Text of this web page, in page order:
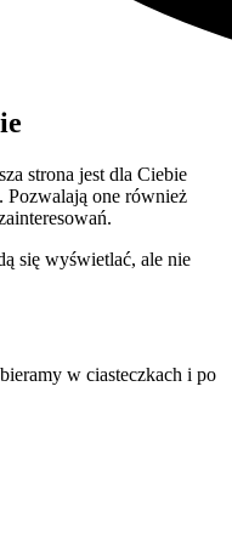
strona jest dla Ciebie
Pozwalają one również
się wyświetlać, ale nie
w ciasteczkach i po